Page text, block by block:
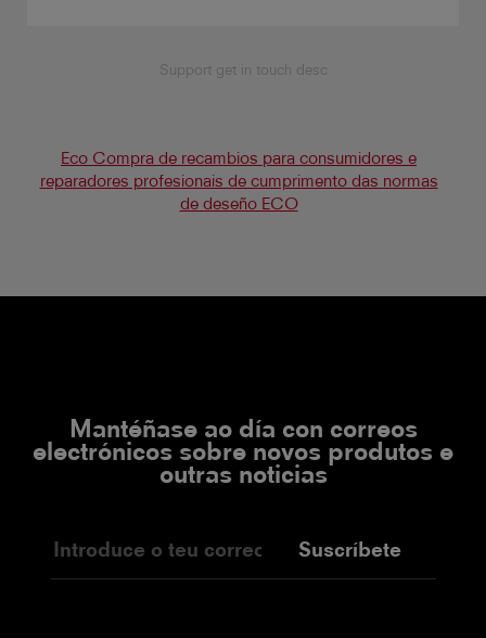
Support get in touch desc
Eco Compra de recambios para consumidores e
reparadores profesionais de cumprimento das normas
de deseño ECO
Mantéñase ao día con correos
electrónicos sobre novos produtos e
outras noticias
Suscríbete